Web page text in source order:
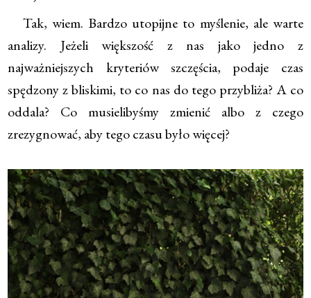
Tak, wiem. Bardzo utopijne to myślenie, ale warte
analizy. Jeżeli większość z nas jako jedno z
najważniejszych kryteriów szczęścia, podaje czas
spędzony z bliskimi, to co nas do tego przybliża? A co
oddala? Co musielibyśmy zmienić albo z czego
zrezygnować, aby tego czasu było więcej?